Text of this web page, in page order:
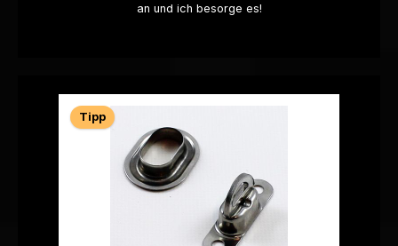
an und ich besorge es!
Tipp